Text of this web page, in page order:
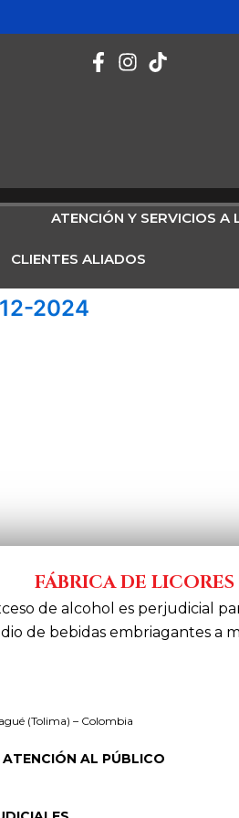
ATENCIÓN Y SERVICIOS A
CLIENTES ALIADOS
2024
FÁBRICA DE
de alcohol es perjudicial
de bebidas embriagantes a
(Tolima) – Colombia
AL PÚBLICO